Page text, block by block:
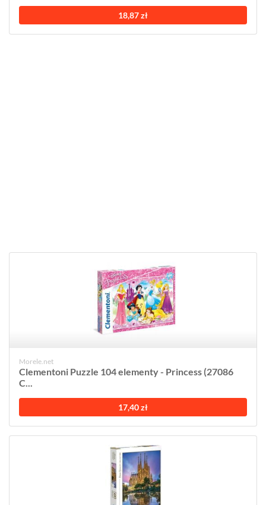
18,87 zł
Morele.net
Clementoni Puzzle 104 elementy - Princess (27086
C...
17,40 zł